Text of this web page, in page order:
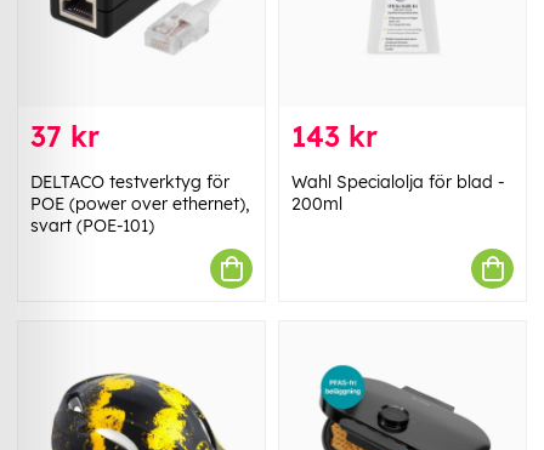
37 kr
DELTACO testverktyg för
POE (power over ethernet),
svart (POE-101)
143 kr
Wahl Specialolja för blad -
200ml